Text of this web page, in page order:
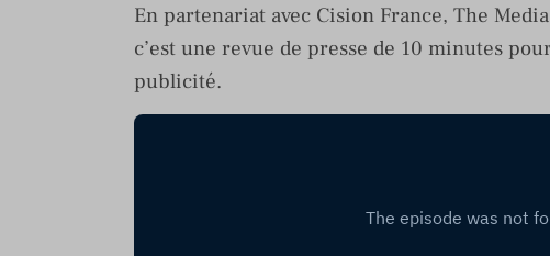
En partenariat avec Cision France, The
c’est une revue de presse de 10 minutes
publicité.